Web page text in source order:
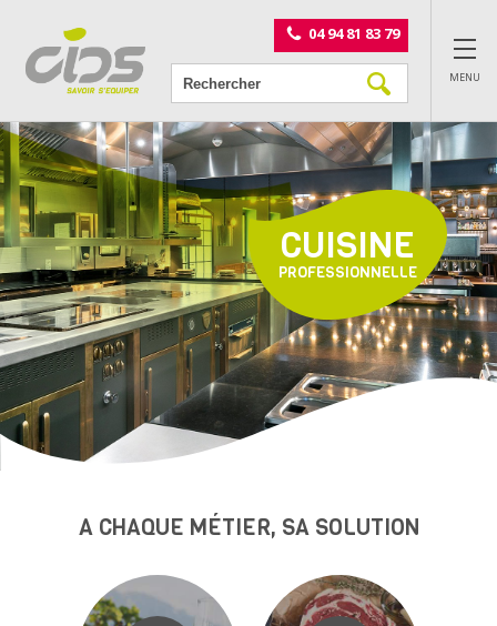
04 94 81 83 79
MENU
CUISINE
PROFESSIONNELLE
A CHAQUE MÉTIER, SA SOLUTION